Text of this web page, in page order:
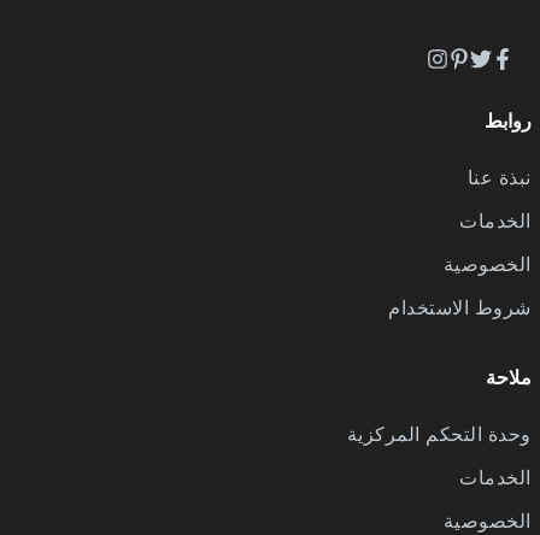
عنا
الاستخدام
التحكم المركزية